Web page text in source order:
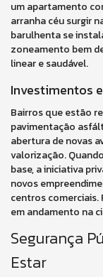
um apartamento
arranha céu surgir
barulhenta se
zoneamento bem
linear e saudável.
Investimentos
Bairros que estão
pavimentação
abertura de novas
valorização.
base, a iniciativa
novos
centros
em andamento na
Segurança
Estar